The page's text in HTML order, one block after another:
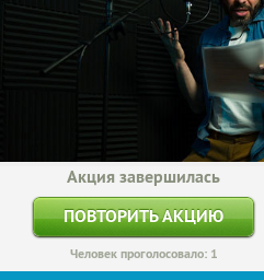
Акция завершилась
ПОВТОРИТЬ АКЦИЮ
Человек проголосовало: 1